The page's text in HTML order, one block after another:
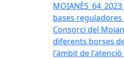
bases
Consorci del
diferents borses
l'àmbit de